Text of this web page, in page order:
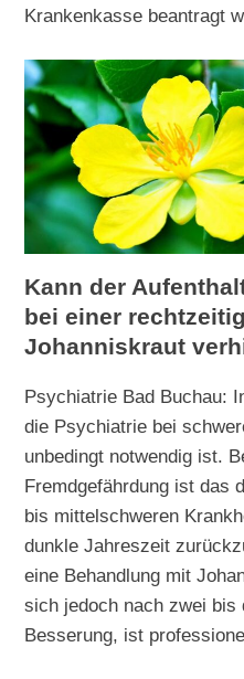
Krankenkasse beantragt
Kann der
bei einer
Johanniskraut
Psychiatrie Bad Buchau:
die Psychiatrie bei
unbedingt notwendig ist.
Fremdgefährdung ist das
bis mittelschweren
dunkle Jahreszeit
eine Behandlung mit
sich jedoch nach zwei bis
Besserung, ist